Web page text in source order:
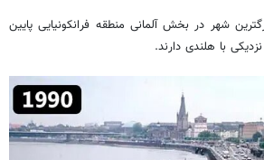
شهر در بخش آلمانی منطقه فرانکونیایی پایین
با هلندی دارند.